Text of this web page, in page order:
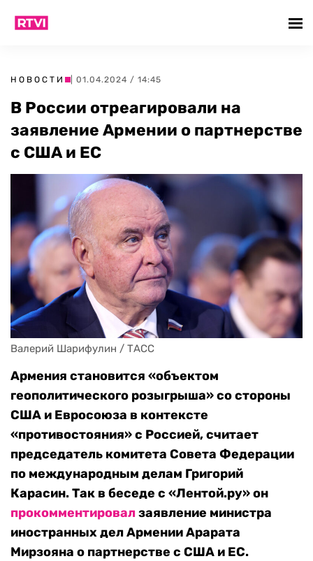
НОВОСТИ | 01.04.2024 / 14:45
В России отреагировали на
заявление Армении о партнерстве
с США и ЕС
Валерий Шарифулин / ТАСС
Армения становится «объектом
геополитического розыгрыша» со стороны
США и Евросоюза в контексте
«противостояния» с Россией, считает
председатель комитета Совета Федерации
по международным делам Григорий
Карасин. Так в беседе с «Лентой.ру» он
прокомментировалзаявление министра
иностранных дел Армении Арарата
Мирзояна о партнерстве с США и ЕС.